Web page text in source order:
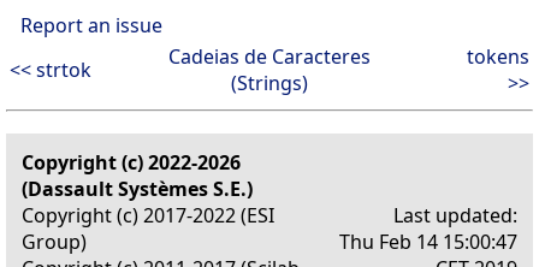
Report an issue
<< strtok
Cadeias de Caracteres
(Strings)
tokens
>>
Copyright (c) 2022-2026
(Dassault Systèmes S.E.)
Copyright (c) 2017-2022 (ESI
Group)
Last updated:
Thu Feb 14 15:00:47